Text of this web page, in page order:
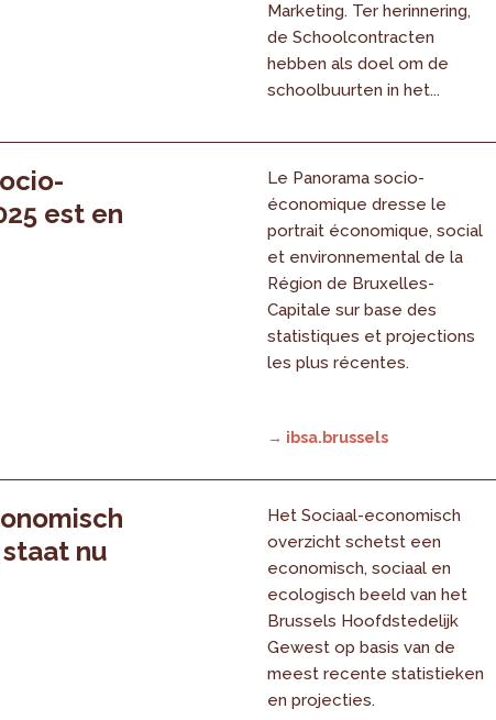
Marketing. Ter herinnering,
de Schoolcontracten
hebben als doel om de
schoolbuurten in het...
est en
Le Panorama socio-
économique dresse le
portrait économique, social
et environnemental de la
Région de Bruxelles-
Capitale sur base des
statistiques et projections
les plus récentes.
→ ibsa.brussels
nu
Het Sociaal-economisch
overzicht schetst een
economisch, sociaal en
ecologisch beeld van het
Brussels Hoofdstedelijk
Gewest op basis van de
meest recente statistieken
en projecties.